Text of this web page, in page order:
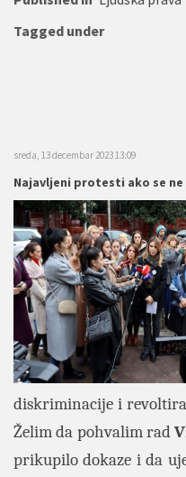
Tagged under
sreda, 13 decembar 2023 13:09
Najavljeni protesti ako se ne
diskriminacije i
Želim da pohvalim rad
prikupilo dokaze i da